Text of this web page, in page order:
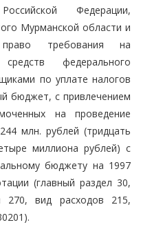
Федерации,
Мурманской области и
требования на
федерального
по уплате налогов
бюджет, с привлечением
на проведение
млн. рублей (тридцать
миллиона рублей) с
бюджету на 1997
(главный раздел 30,
270, вид расходов 215,